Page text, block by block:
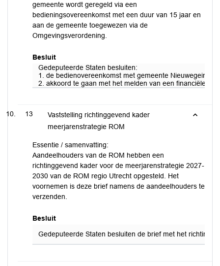
gemeente wordt geregeld via een
bedieningsovereenkomst met een duur van 15 jaar en
aan de gemeente toegewezen via de
Omgevingsverordening.
Besluit
Gedeputeerde Staten besluiten:
1. de bedienovereenkomst met gemeente Nieuwegein
2. akkoord te gaan met het melden van een financiële
13
Vaststelling richtinggevend kader
meerjarenstrategie ROM
Essentie / samenvatting:
Aandeelhouders van de ROM hebben een
richtinggevend kader voor de meerjarenstrategie 2027-
2030 van de ROM regio Utrecht opgesteld. Het
voornemen is deze brief namens de aandeelhouders te
verzenden.
Besluit
Gedeputeerde Staten besluiten de brief met het